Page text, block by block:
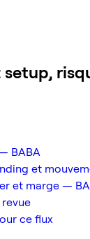
setup,
BABA
et
et marge —
ce flux